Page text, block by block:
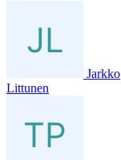
Jarkko
Littunen